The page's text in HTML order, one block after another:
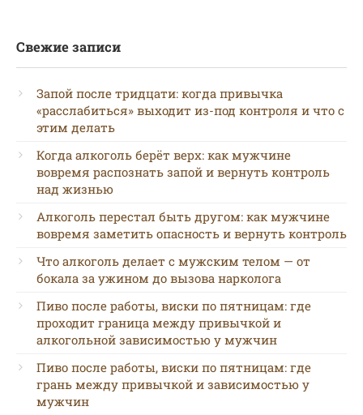
Свежие записи
Запой после тридцати: когда привычка
«расслабиться» выходит из-под контроля и что с
этим делать
Когда алкоголь берёт верх: как мужчине
вовремя распознать запой и вернуть контроль
над жизнью
Алкоголь перестал быть другом: как мужчине
вовремя заметить опасность и вернуть контроль
Что алкоголь делает с мужским телом — от
бокала за ужином до вызова нарколога
Пиво после работы, виски по пятницам: где
проходит граница между привычкой и
алкогольной зависимостью у мужчин
Пиво после работы, виски по пятницам: где
грань между привычкой и зависимостью у
мужчин